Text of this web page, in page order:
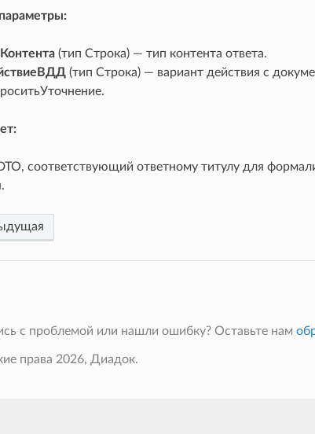
(тип Строка) — тип контента ответа.
(тип Строка) — вариант действия с
соответствующий ответному титулу для
с проблемой или нашли ошибку? Оставьте нам
права 2026, Диадок.